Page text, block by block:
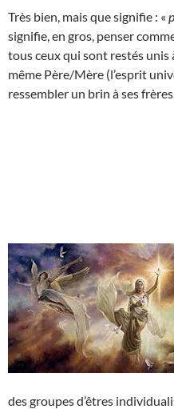
Très bien, mais que signifie : «
signifie, en gros, penser
tous ceux qui sont restés unis
même Père/Mère (l’esprit
ressembler un brin à ses
des groupes d’êtres